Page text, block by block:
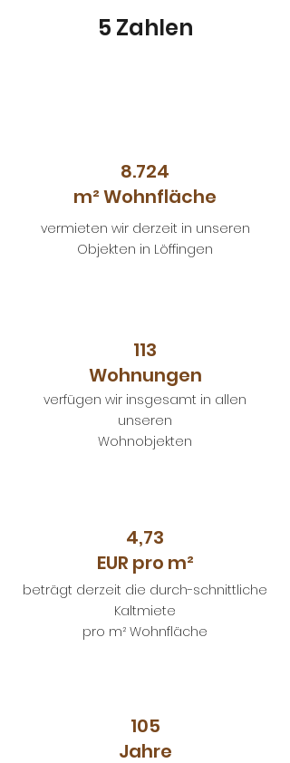
5 Zahlen
8.724
m² Wohnfläche
vermieten wir derzeit in unseren
Objekten in Löffingen
113
Wohnungen
verfügen wir insgesamt in allen
unseren
Wohnobjekten
4,73
EUR pro m²
beträgt derzeit die durch-schnittliche
Kaltmiete
pro m² Wohnfläche
105
Jahre